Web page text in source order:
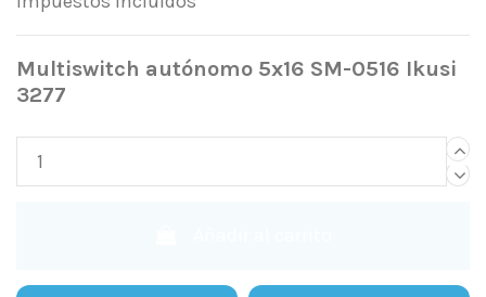
Multiswitch autónomo 5x16 SM-0516 Ikusi
3277